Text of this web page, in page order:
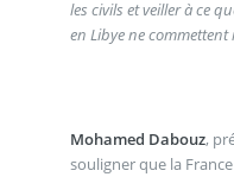
les civils et veiller à ce
en Libye ne
Mohamed Dabouz,
souligner que la